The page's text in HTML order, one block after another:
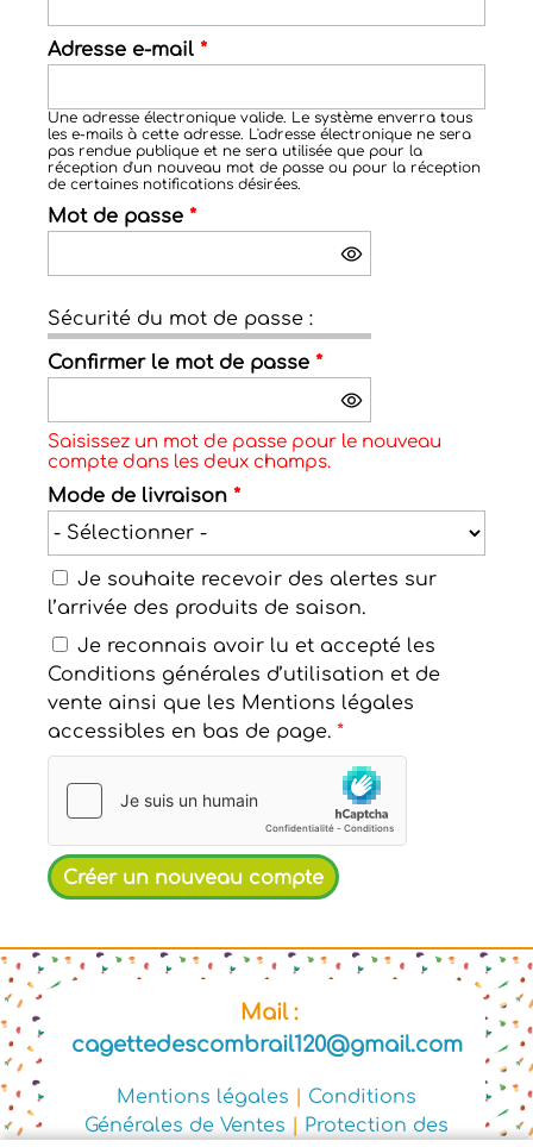
Adresse e-mail *
Une adresse électronique valide. Le système enverra tous
les e-mails à cette adresse. L'adresse électronique ne sera
pas rendue publique et ne sera utilisée que pour la
réception d'un nouveau mot de passe ou pour la réception
de certaines notifications désirées.
Mot de passe *
Sécurité du mot de passe :
Confirmer le mot de passe *
Saisissez un mot de passe pour le nouveau
compte dans les deux champs.
Mode de livraison *
Je souhaite recevoir des alertes sur
l’arrivée des produits de saison.
Je reconnais avoir lu et accepté les
Conditions générales d’utilisation et de
vente ainsi que les Mentions légales
accessibles en bas de page. *
Mail :
cagettedescombrail120@gmail.com
Mentions légales
Conditions
Générales de Ventes
Protection des